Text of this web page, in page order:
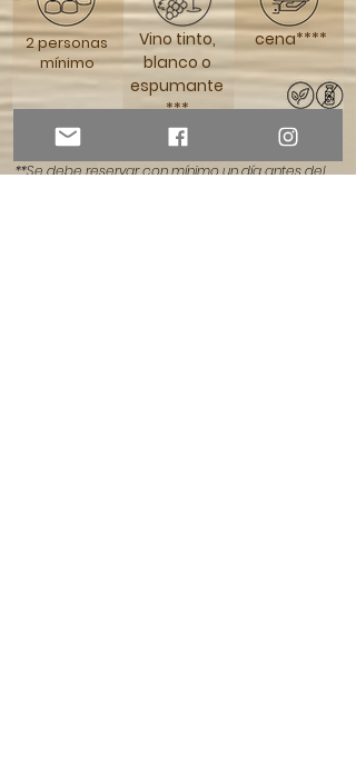
2 personas
mínimo
cena****
Vino tinto,
blanco o
espumante
***
*Las horario de salidas varia de acuerdo a la
estación del año y clima.
**Se debe reservar conmínimoundíaantes del